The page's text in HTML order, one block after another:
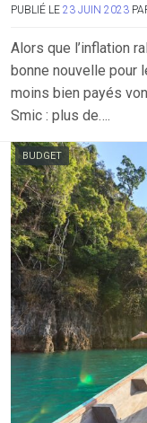
PUBLIÉ LE 23 JUIN 2023
Alors que l’inflation
bonne nouvelle pour
moins bien payés
Smic : plus de….
BUDGET